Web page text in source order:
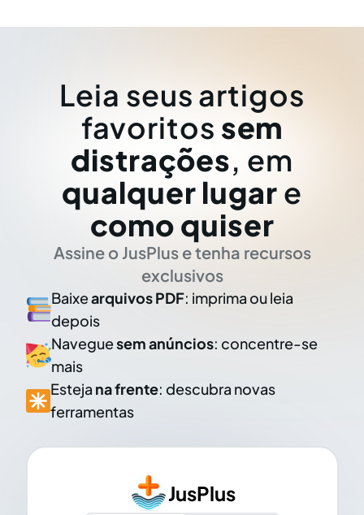
Leia seus artigos
favoritos sem
distrações, em
qualquer lugar e
como quiser
Assine o JusPlus e tenha recursos
exclusivos
Baixearquivos PDF: imprima ou leia
depois
Naveguesem anúncios: concentre-se
mais
Esteja na frente: descubra novas
ferramentas
JusPlus